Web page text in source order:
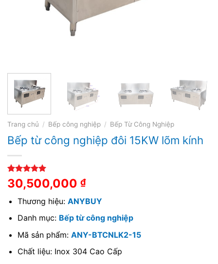
Trang chủ / Bếp công nghiệp / Bếp Từ Công Nghiệp
Bếp từ công nghiệp đôi 15KW lõm kính
5.00trên 5
dựa trên
1
30,500,000 ₫
Thương hiệu: ANYBUY
Danh mục: Bếp từ công nghiệp
Mã sản phẩm: ANY-BTCNLK2-15
Chất liệu: Inox 304 Cao Cấp